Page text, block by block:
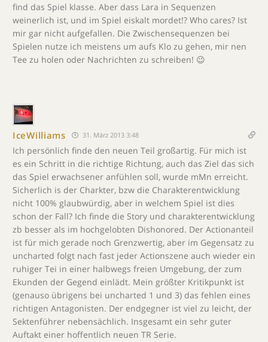
find das Spiel klasse. Aber dass Lara in Sequenzen
weinerlich ist, und im Spiel eiskalt mordet!? Who cares? Ist
mir gar nicht aufgefallen. Die Zwischensequenzen bei
Spielen nutze ich meistens um aufs Klo zu gehen, mir nen
Tee zu holen oder Nachrichten zu schreiben! 😉
IceWilliams 31. März 2013 3:48
Ich persönlich finde den neuen Teil großartig. Für mich ist
es ein Schritt in die richtige Richtung, auch das Ziel das sich
das Spiel erwachsener anfühlen soll, wurde mMn erreicht.
Sicherlich is der Charkter, bzw die Charakterentwicklung
nicht 100% glaubwürdig, aber in welchem Spiel ist dies
schon der Fall? Ich finde die Story und charakterentwicklung
zb besser als im hochgelobten Dishonored. Der Actionanteil
ist für mich gerade noch Grenzwertig, aber im Gegensatz zu
uncharted folgt nach fast jeder Actionszene auch wieder ein
ruhiger Tei in einer halbwegs freien Umgebung, der zum
Ekunden der Gegend einlädt. Mein größter Kritikpunkt ist
(genauso übrigens bei uncharted 1 und 3) das fehlen eines
richtigen Antagonisten. Der endgegner ist viel zu leicht, der
Sektenführer nebensächlich. Insgesamt ein sehr guter
Auftakt einer hoffentlich neuen TR Serie.